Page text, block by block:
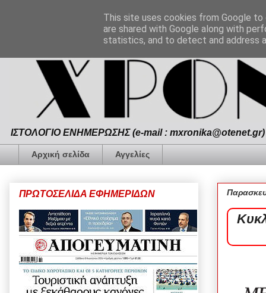
ΙΣΤΟΛΟΓΙΟ ΕΝΗΜΕΡΩΣΗΣ (e-mail :
Αρχική σελίδα Αγγελίες
ΠΡΩΤΟΣΕΛΙΔΑ ΕΦΗΜΕΡΙΔΩΝ
This site uses cookies from Google
are shared with Google along with
statistics, and to detect and address